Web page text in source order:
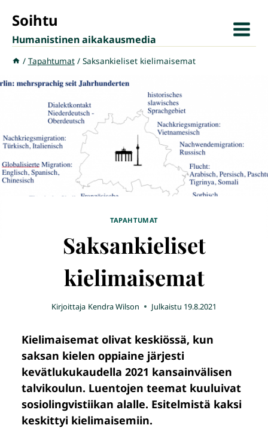
sisältöön
Soihtu
Humanistinen aikakausmedia
/ Tapahtumat / Saksankieliset kielimaisemat
TAPAHTUMAT
Saksankieliset
kielimaisemat
Kirjoittaja Kendra Wilson Julkaistu 19.8.2021
Kielimaisemat olivat keskiössä, kun
saksan kielen oppiaine järjesti
kevätlukukaudella 2021 kansainvälisen
talvikoulun. Luentojen teemat kuuluivat
sosiolingvistiikan alalle. Esitelmistä kaksi
keskittyi kielimaisemiin.